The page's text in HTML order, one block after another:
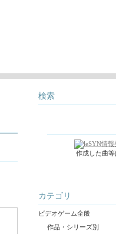
検索
作成した曲
カテゴリ
ビデオゲーム全般
作品・シリーズ別